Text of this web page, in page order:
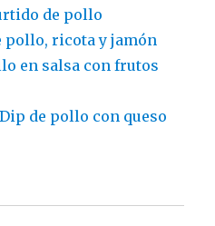
de pollo
pollo, ricota y jamón
en salsa con frutos
Dip de pollo con queso